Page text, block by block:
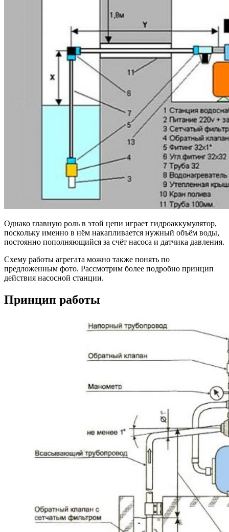
Однако главную роль в этой цепи играет гидроаккумулятор,
поскольку именно в нём накапливается нужный объём воды,
постоянно пополняющийся за счёт насоса и датчика давления.
Схему работы агрегата можно также понять по
предложенным фото. Рассмотрим более подробно принцип
действия насосной станции.
Принцип работы